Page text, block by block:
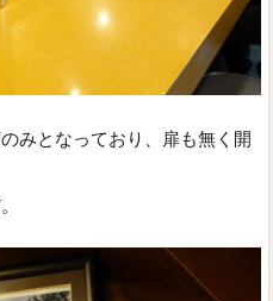
みとなっており、扉も無く開